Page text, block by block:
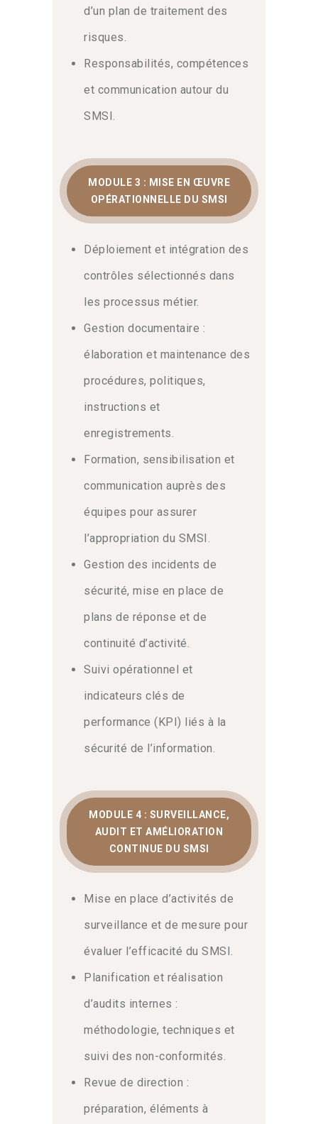
d’un plan de traitement des
risques.
Responsabilités, compétences
et communication autour du
SMSI.
MODULE 3 : MISE EN ŒUVRE
OPÉRATIONNELLE DU SMSI
Déploiement et intégration des
contrôles sélectionnés dans
les processus métier.
Gestion documentaire :
élaboration et maintenance des
procédures, politiques,
instructions et
enregistrements.
Formation, sensibilisation et
communication auprès des
équipes pour assurer
l’appropriation du SMSI.
Gestion des incidents de
sécurité, mise en place de
plans de réponse et de
continuité d’activité.
Suivi opérationnel et
indicateurs clés de
performance (KPI) liés à la
sécurité de l’information.
MODULE 4 : SURVEILLANCE,
AUDIT ET AMÉLIORATION
CONTINUE DU SMSI
Mise en place d’activités de
surveillance et de mesure pour
évaluer l’efficacité du SMSI.
Planification et réalisation
d’audits internes :
méthodologie, techniques et
suivi des non-conformités.
Revue de direction :
préparation, éléments à